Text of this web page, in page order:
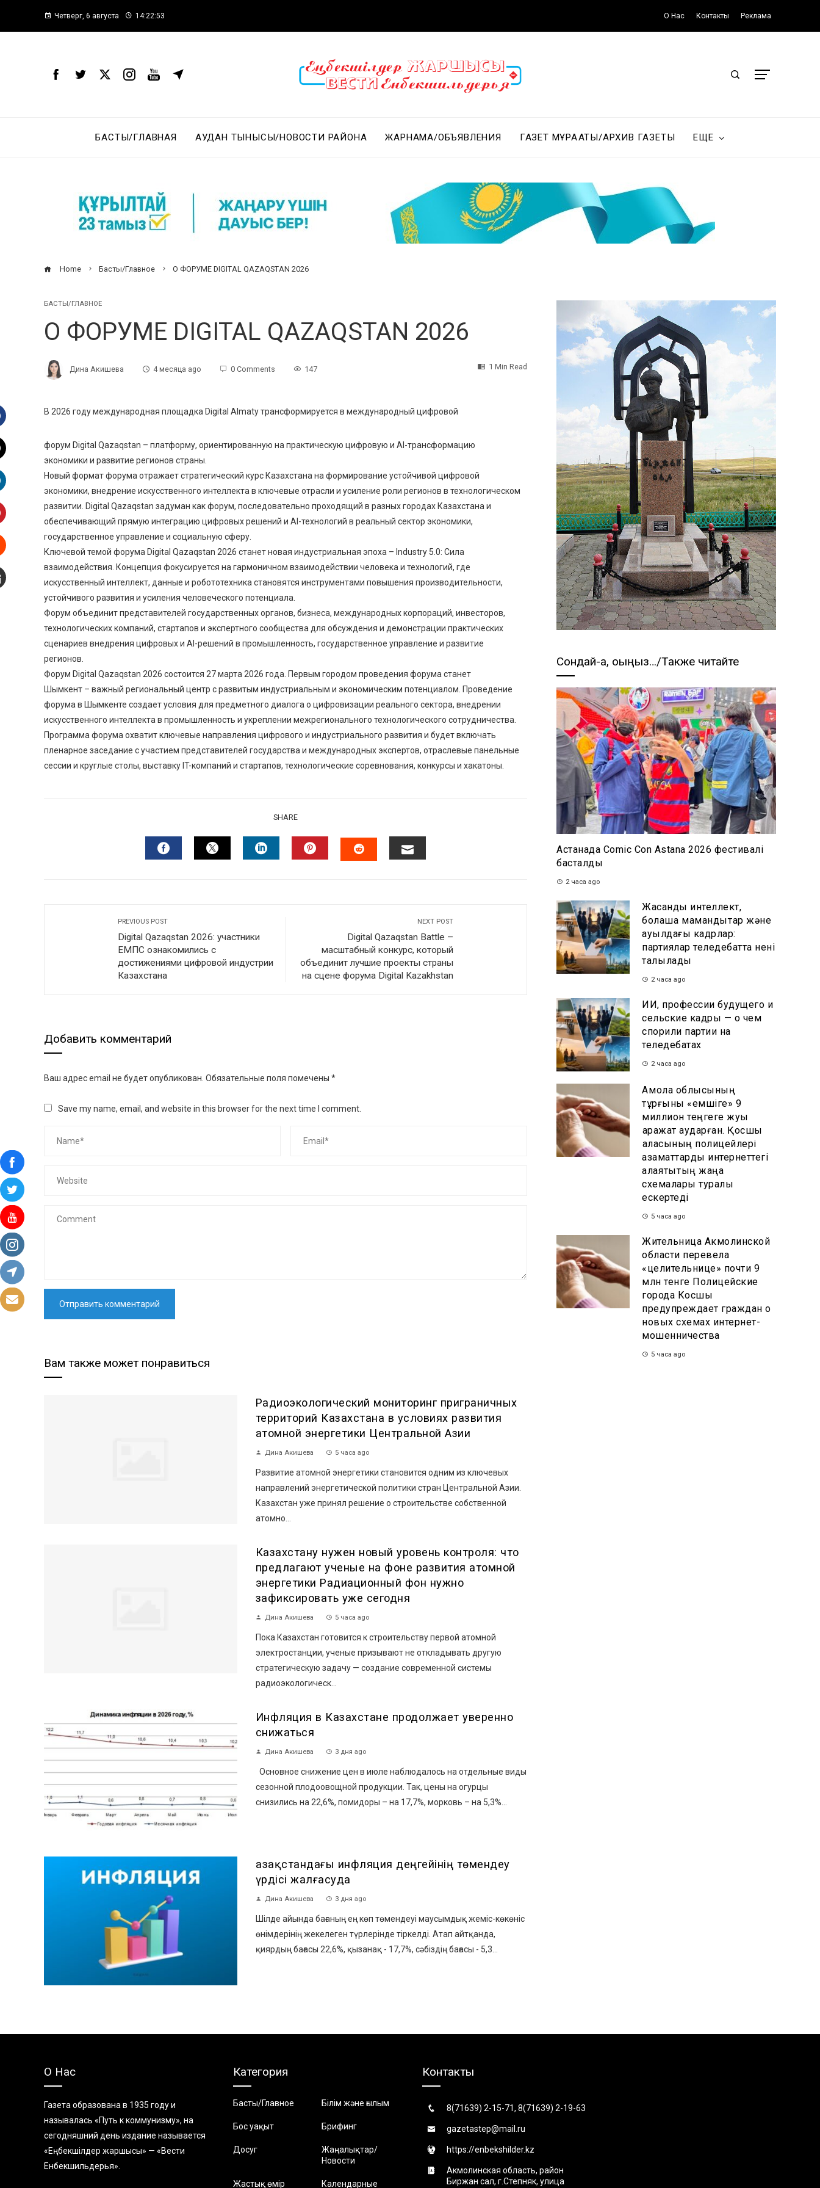
Четверг, 6 августа 14:22:54 О Нас Контакты Реклама
БАСТЫ/ГЛАВНАЯ АУДАН ТЫНЫСЫ/НОВОСТИ РАЙОНА ЖАРНАМА/ОБЪЯВЛЕНИЯ ГАЗЕТ МҰРАҒАТЫ/АРХИВ ГАЗЕТЫ ЕЩЕ
Home Басты/Главное О ФОРУМЕ DIGITAL QAZAQSTAN 2026
БАСТЫ/ГЛАВНОЕ
О ФОРУМЕ DIGITAL QAZAQSTAN 2026
Дина Акишева 4 месяца ago 0 Comments 147 1 Min Read
В 2026 году международная площадка Digital Almaty трансформируется в международный цифровой
форум Digital Qazaqstan – платформу, ориентированную на практическую цифровую и AI-трансформацию
экономики и развитие регионов страны.
Новый формат форума отражает стратегический курс Казахстана на формирование устойчивой цифровой
экономики, внедрение искусственного интеллекта в ключевые отрасли и усиление роли регионов в технологическом
развитии. Digital Qazaqstan задуман как форум, последовательно проходящий в разных городах Казахстана и
обеспечивающий прямую интеграцию цифровых решений и AI-технологий в реальный сектор экономики,
государственное управление и социальную сферу.
Ключевой темой форума Digital Qazaqstan 2026 станет новая индустриальная эпоха – Industry 5.0: Сила
взаимодействия. Концепция фокусируется на гармоничном взаимодействии человека и технологий, где
искусственный интеллект, данные и робототехника становятся инструментами повышения производительности,
устойчивого развития и усиления человеческого потенциала.
Форум объединит представителей государственных органов, бизнеса, международных корпораций, инвесторов,
технологических компаний, стартапов и экспертного сообщества для обсуждения и демонстрации практических
сценариев внедрения цифровых и AI-решений в промышленность, государственное управление и развитие
регионов.
Форум Digital Qazaqstan 2026 состоится 27 марта 2026 года. Первым городом проведения форума станет
Шымкент – важный региональный центр с развитым индустриальным и экономическим потенциалом. Проведение
форума в Шымкенте создает условия для предметного диалога о цифровизации реального сектора, внедрении
искусственного интеллекта в промышленность и укреплении межрегионального технологического сотрудничества.
Программа форума охватит ключевые направления цифрового и индустриального развития и будет включать
пленарное заседание с участием представителей государства и международных экспертов, отраслевые панельные
сессии и круглые столы, выставку IT-компаний и стартапов, технологические соревнования, конкурсы и хакатоны.
SHARE
PREVIOUS POST
Digital Qazaqstan 2026: участники
ЕМПС ознакомились с
достижениями цифровой индустрии
Казахстана
NEXT POST
Digital Qazaqstan Battle –
масштабный конкурс, который
объединит лучшие проекты страны
на сцене форума Digital Kazakhstan
Добавить комментарий
Ваш адрес email не будет опубликован. Обязательные поля помечены *
Save my name, email, and website in this browser for the next time I comment.
Вам также может понравиться
Радиоэкологический мониторинг приграничных
территорий Казахстана в условиях развития
атомной энергетики Центральной Азии
Дина Акишева 5 часа ago
Развитие атомной энергетики становится одним из ключевых
направлений энергетической политики стран Центральной Азии.
Казахстан уже принял решение о строительстве собственной
атомно...
Казахстану нужен новый уровень контроля: что
предлагают ученые на фоне развития атомной
энергетики Радиационный фон нужно
зафиксировать уже сегодня
Дина Акишева 5 часа ago
Пока Казахстан готовится к строительству первой атомной
электростанции, ученые призывают не откладывать другую
стратегическую задачу — создание современной системы
радиоэкологическ...
Инфляция в Казахстане продолжает уверенно
снижаться
Дина Акишева 3 дня ago
Основное снижение цен в июле наблюдалось на отдельные виды
сезонной плодоовощной продукции. Так, цены на огурцы
снизились на 22,6%, помидоры – на 17,7%, морковь – на 5,3%...
Қазақстандағы инфляция деңгейінің төмендеу
үрдісі жалғасуда
Дина Акишева 3 дня ago
Шілде айында бағаның ең көп төмендеуі маусымдық жеміс-көкөніс
өнімдерінің жекелеген түрлерінде тіркелді. Атап айтқанда,
қиярдың бағасы 22,6%, қызанақ - 17,7%, сәбіздің бағасы - 5,3...
Сондай-ақ, оқыңыз…/Также читайте
Астанада Comic Con Astana 2026 фестивалі
басталды
2 часа ago
Жасанды интеллект,
болашақ мамандықтар және
ауылдағы кадрлар:
партиялар теледебатта нені
талқылады
2 часа ago
ИИ, профессии будущего и
сельские кадры — о чем
спорили партии на
теледебатах
2 часа ago
Ақмола облысының
тұрғыны «емшіге» 9
миллион теңгеге жуық
қаражат аударған. Қосшы
қаласының полицейлері
азаматтарды интернеттегі
алаяқтықтың жаңа
схемалары туралы
ескертеді
5 часа ago
Жительница Акмолинской
области перевела
«целительнице» почти 9
млн тенге Полицейские
города Косшы
предупреждает граждан о
новых схемах интернет-
мошенничества
5 часа ago
О Нас
Газета образована в 1935 году и
называлась «Путь к коммунизму», на
сегодняшний день издание называется
«Еңбекшiлдер жаршысы» — «Вести
Енбекшильдерья».
Категория
Басты/Главное Білім және ғылым
Бос уақыт Брифинг
Досуг
Жаңалықтар/
Новости
Жастық өмір Календарные
Контакты
8(71639) 2-15-71, 8(71639) 2-19-63
gazetastep@mail.ru
https://enbekshilder.kz
Акмолинская область, район
Биржан сал, г.Степняк, улица